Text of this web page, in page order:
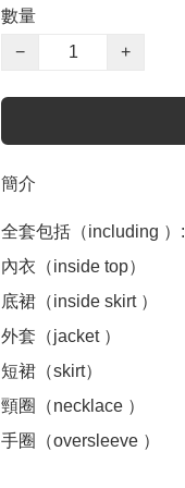
數量
−
+
簡介
全套包括（including ）:
內衣（inside top）
底裙（inside skirt ）
外套（jacket ）
短裙（skirt）
頸圈（necklace ）
手圈（oversleeve ）